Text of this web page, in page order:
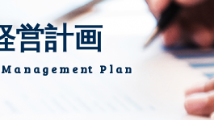
営計画
Plan